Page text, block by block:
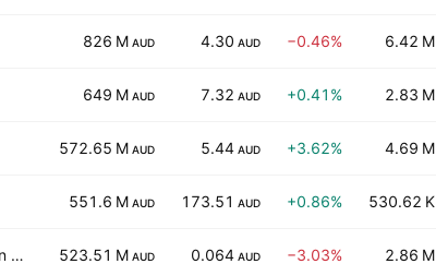
826 M AUD 4.30 AUD −0.46% 6.42 M
649 M AUD 7.32 AUD +0.41% 2.83 M
572.65 M AUD 5.44 AUD +3.62% 4.69 M
551.6 M AUD 173.51 AUD +0.86% 530.62 K
Energy World Corporation Ltd 523.51 M AUD 0.064 AUD −3.03% 2.86 M